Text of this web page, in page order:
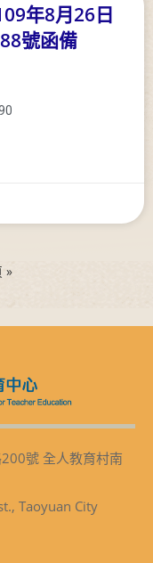
年8月26日
號函備
»
號 全人教育村南
Taoyuan City